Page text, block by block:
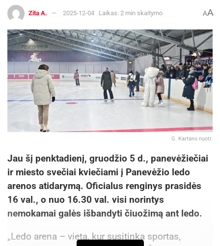
Zita A. 2025-12-04 Laikas: 2 min skaitymo AA
G. Kartano nuotr.
Jau šį penktadienį, gruodžio 5 d., panevėžiečiai
ir miesto svečiai kviečiami į Panevėžio ledo
arenos atidarymą. Oficialus renginys prasidės
16 val., o nuo 16.30 val. visi norintys
nemokamai galės išbandyti čiuožimą ant ledo.
„Ledo arena – vieta, kur susitinka sportas,